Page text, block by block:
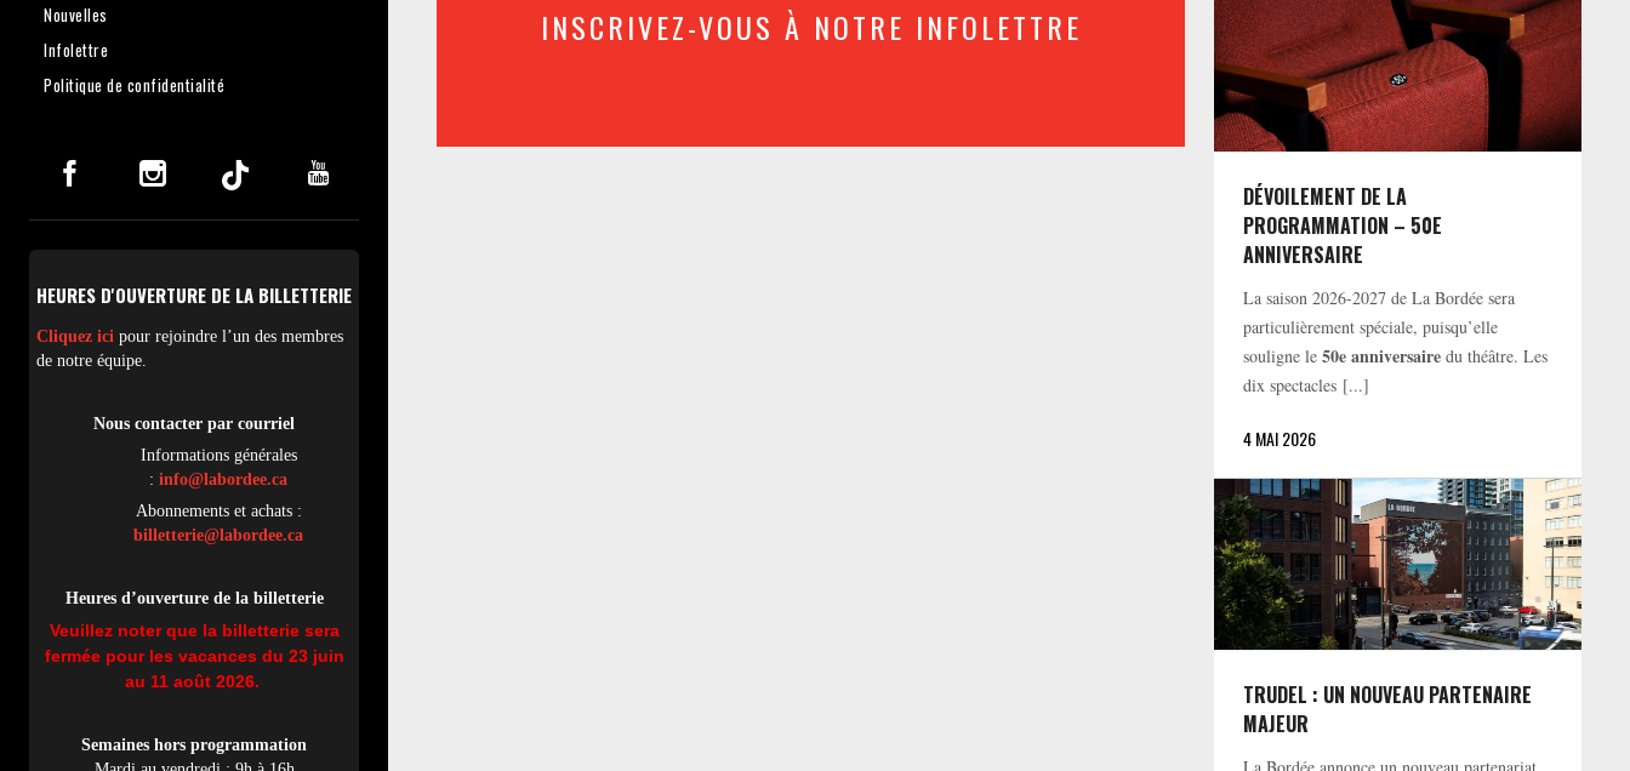
Nouvelles
Infolettre
Politique de confidentialité
HEURES D'OUVERTURE DE LA BILLETTERIE
Cliquez ici pour rejoindre l’un des membres
de notre équipe.
Nous contacter par courriel
Informations générales
: info@labordee.ca
Abonnements et achats :
billetterie@labordee.ca
Heures d’ouverture de la billetterie
Veuillez noter que la billetterie sera
fermée pour les vacances du 23 juin
au 11 août 2026.
Semaines hors programmation
INSCRIVEZ-VOUS À NOTRE INFOLETTRE
DÉVOILEMENT DE LA
PROGRAMMATION – 50E
ANNIVERSAIRE
La saison 2026-2027 de La Bordée sera
particulièrement spéciale, puisqu’elle
souligne le50e anniversaire du théâtre. Les
dix spectacles [...]
4 MAI 2026
TRUDEL : UN NOUVEAU PARTENAIRE
MAJEUR